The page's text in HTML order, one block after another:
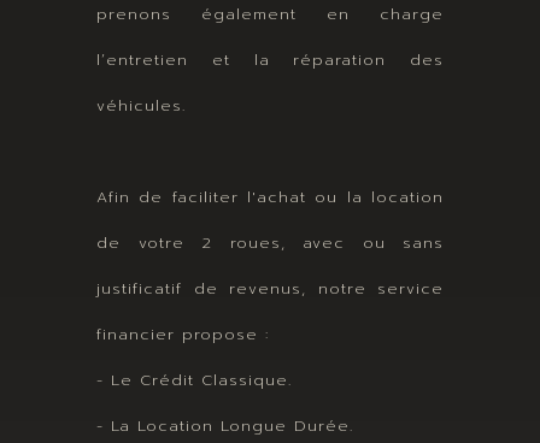
prenons également en charge
l’entretien et la réparation des
véhicules.
Afin de faciliter l'achat ou la location
de votre 2 roues, avec ou sans
justificatif de revenus, notre service
financier propose :
- Le Crédit Classique.
- La Location Longue Durée.